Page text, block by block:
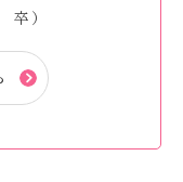
）